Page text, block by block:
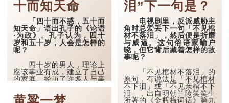
十而知天命
「四十而不惑，五十而
知天命」语出孔子的《论语
·为政》。孔子认为，四十
岁和五十岁，人会是怎样的
呢？
四十岁的男人，理论上
应该事业有成，建立了自己
的家庭。经历了许多人与事
之后，对事物有了自己的判
断能力，不会轻易为表象所
迷惑。
泪”下一句是？
电视剧里，反派威胁主
角时总爱丢下一句「不见棺
材不落泪」，然后便是折磨
与威逼。这句俗语家喻户
晓，但它背后藏着怎样的故
事呢？
「不见棺材不落泪」的
原句，有说法是「不见棺材
不下泪」或「不见亲棺不下
泪」，出自明朝兰陵笑笑生
所著的《金瓶梅词话》第九